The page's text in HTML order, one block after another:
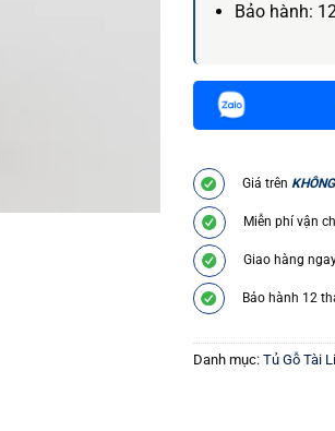
Bảo hành:
Giá trên
Miễn phí vận
Giao hàng
Bảo hành 12
Danh mục: Tủ Gỗ Tài